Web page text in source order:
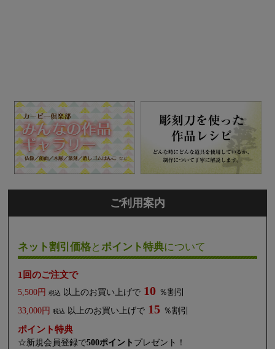
ご利用案内
ネット割引価格と ポイント特典について
1回のご注文で
5,500円 税込 以上のお買い上げで 10 ％割引
33,000円
税込 以上のお買い上げで 15 ％割引
ポイント特典
☆新規会員登録で500ポイント プレゼント！